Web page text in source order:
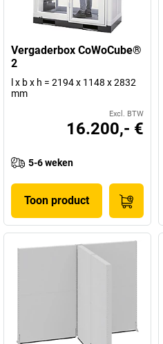
Vergaderbox CoWoCube®
2
l x b x h = 2194 x 1148 x 2832
mm
Excl. BTW
16.200,- €
5-6 weken
Toon product